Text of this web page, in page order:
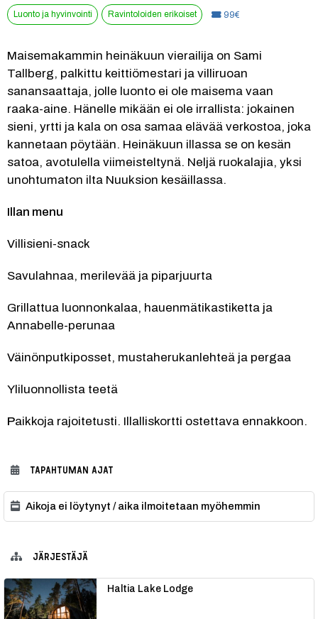
Luonto ja hyvinvointi Ravintoloiden erikoiset Hinta:99€
Maisemakammin heinäkuun vierailija on Sami
Tallberg, palkittu keittiömestari ja villiruoan
sanansaattaja, jolle luonto ei ole maisema vaan
raaka-aine. Hänelle mikään ei ole irrallista: jokainen
sieni, yrtti ja kala on osa samaa elävää verkostoa, joka
kannetaan pöytään. Heinäkuun illassa se on kesän
satoa, avotulella viimeisteltynä. Neljä ruokalajia, yksi
unohtumaton ilta Nuuksion kesäillassa.
Illan menu
Villisieni-snack
Savulahnaa, merilevää ja piparjuurta
Grillattua luonnonkalaa, hauenmätikastiketta ja
Annabelle-perunaa
Väinönputkiposset, mustaherukanlehteä ja pergaa
Yliluonnollista teetä
Paikkoja rajoitetusti. Illalliskortti ostettava ennakkoon.
TAPAHTUMAN AJAT
Aikoja ei löytynyt / aika ilmoitetaan myöhemmin
JÄRJESTÄJÄ
Haltia Lake Lodge